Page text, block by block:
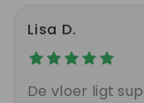
Lisa D.
De vloer ligt